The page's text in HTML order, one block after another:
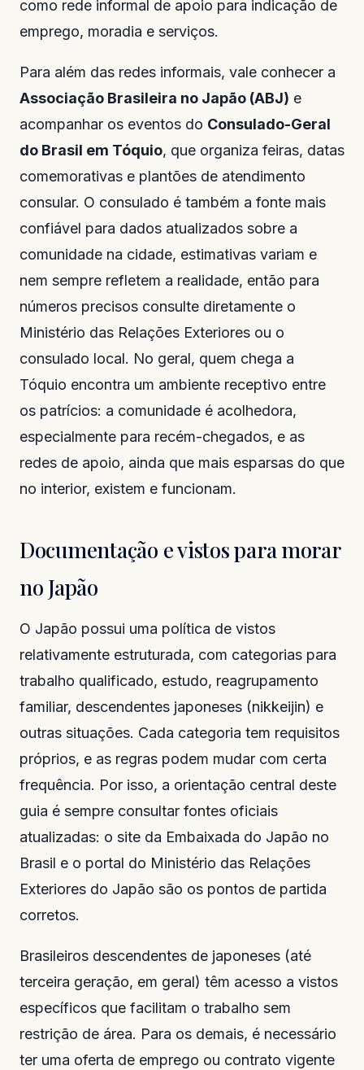
como rede informal de apoio para indicação de
emprego, moradia e serviços.
Para além das redes informais, vale conhecer a
Associação Brasileira no Japão (ABJ) e
acompanhar os eventos do Consulado-Geral
do Brasil em Tóquio, que organiza feiras, datas
comemorativas e plantões de atendimento
consular. O consulado é também a fonte mais
confiável para dados atualizados sobre a
comunidade na cidade, estimativas variam e
nem sempre refletem a realidade, então para
números precisos consulte diretamente o
Ministério das Relações Exteriores ou o
consulado local. No geral, quem chega a
Tóquio encontra um ambiente receptivo entre
os patrícios: a comunidade é acolhedora,
especialmente para recém-chegados, e as
redes de apoio, ainda que mais esparsas do que
no interior, existem e funcionam.
Documentação e vistos para morar
no Japão
O Japão possui uma política de vistos
relativamente estruturada, com categorias para
trabalho qualificado, estudo, reagrupamento
familiar, descendentes japoneses (nikkeijin) e
outras situações. Cada categoria tem requisitos
próprios, e as regras podem mudar com certa
frequência. Por isso, a orientação central deste
guia é sempre consultar fontes oficiais
atualizadas: o site da Embaixada do Japão no
Brasil e o portal do Ministério das Relações
Exteriores do Japão são os pontos de partida
corretos.
Brasileiros descendentes de japoneses (até
terceira geração, em geral) têm acesso a vistos
específicos que facilitam o trabalho sem
restrição de área. Para os demais, é necessário
ter uma oferta de emprego ou contrato vigente